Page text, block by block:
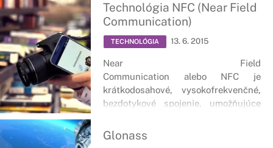
Technológia NFC (Near Field
Communication)
TECHNOLÓGIA 13. 6. 2015
Near Field
Communication alebo NFC je
krátkodosahové, vysokofrekvenčné,
bezdotykové spojenie, umožňujúce
vzdialenosti okolo 10 cm.
Glonass